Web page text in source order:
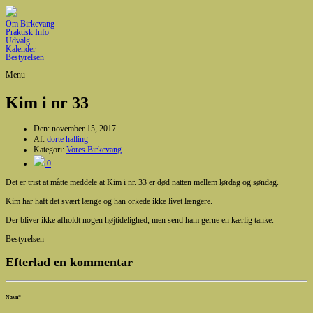
Om Birkevang
Praktisk Info
Udvalg
Kalender
Bestyrelsen
Menu
Kim i nr 33
Den: november 15, 2017
Af: dorte halling
Kategori: Vores Birkevang
0
Det er trist at måtte meddele at Kim i nr. 33 er død natten mellem lørdag og søndag.
Kim har haft det svært længe og han orkede ikke livet længere.
Der bliver ikke afholdt nogen højtidelighed, men send ham gerne en kærlig tanke.
Bestyrelsen
Efterlad en kommentar
Navn*